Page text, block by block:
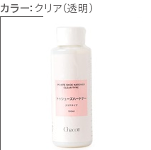
カラー： クリア（透明）